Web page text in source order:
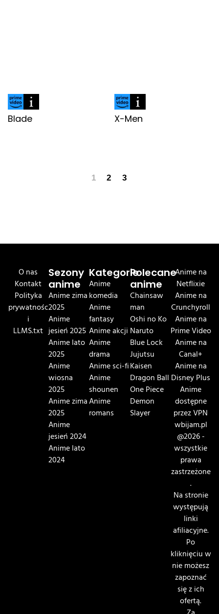
Blade X-Men
1 2 3
O nas
Kontakt
Polityka
prywatnośc
i
LLMS.txt
Sezony
anime
Anime zima
2025
Anime
jesień 2025
Anime lato
2025
Anime
wiosna
2025
Anime zima
2025
Anime
jesień 2024
Anime lato
2024
Kategorie
Anime
komedia
Anime
fantasy
Anime akcji
Anime
drama
Anime sci-fi
Anime
shounen
Anime
romans
Polecane
anime
Chainsaw
man
Oshi no Ko
Naruto
Blue Lock
Jujutsu
Kaisen
Dragon Ball
One Piece
Demon
Slayer
Anime na
Netflixie
Anime na
Crunchyroll
Anime na
Prime Video
Anime na
Canal+
Anime na
Disney Plus
Anime
dostępne
przez VPN
wbijam.pl
@2026 -
wszystkie
prawa
zastrzeżone
.
Na stronie
występują
linki
afiliacyjne.
Po
kliknięciu w
nie możesz
zapoznać
się z ich
ofertą.